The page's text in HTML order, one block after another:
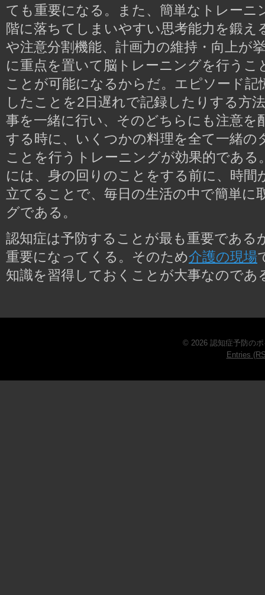
ても重要になる。また、簡単なトレーニ
階に落ちてしまいやすい思考能力を鍛え
や注意分割機能、計画力の維持・向上が
に重点を置いて脳トレーニングを行うこ
ことが可能になるからだ。エピソード記
したことを2日遅れで記録したりする方
事を一緒に行い、そのどちらにも注意を
する時に、いくつかの料理を全て一緒
ことを行うトレーニングが効果的である
には、身の回りのことをする前に、時間
立てることで、毎日の生活の中で簡単に
グである。
認知症は予防することが最も重要である
重要になってくる。そのため介護の現場
知識を習得しておくことが大事なのであ
© 2026 認知症予防の
Entries